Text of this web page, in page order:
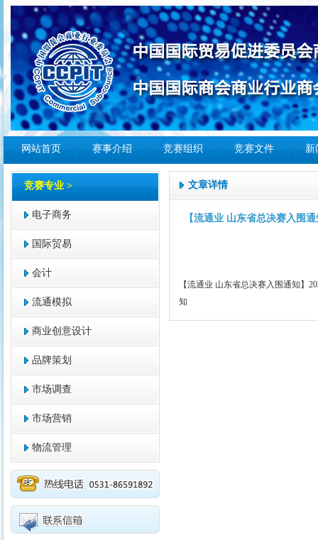
网站首页 赛事介绍 竞赛组织 竞赛文件 新
竞赛专业 >
电子商务
国际贸易
会计
流通模拟
商业创意设计
品牌策划
市场调查
市场营销
物流管理
文章详情
【流通业 山东省总决赛入围
【流通业 山东省总决赛入围通知】
知